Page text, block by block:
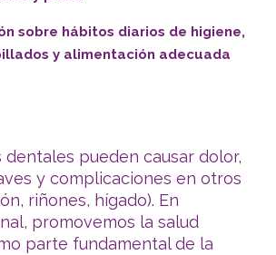
sobre hábitos diarios de higiene,
y alimentación adecuada
pueden causar dolor,
y complicaciones en otros
riñones, hígado). En
promovemos la salud
parte fundamental de la